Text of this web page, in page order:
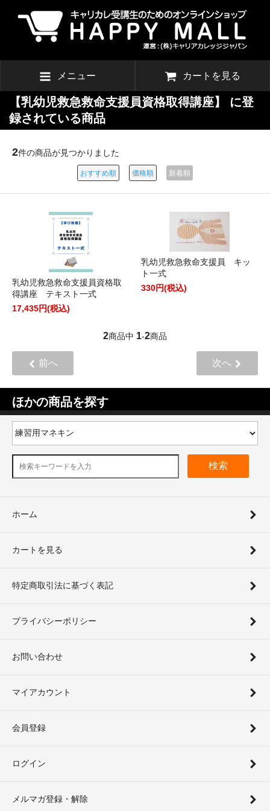
メニュー カートを見る
【乳幼児救急救命支援員資格取得講座】 に登
録されている商品
2件の商品が見つかりました
おすすめ順 価格順 新着順
乳幼児救急救命支援員資格取
得講座 テキスト一式
17,435円(税込)
乳幼児救急救命支援員 キッ
ト一式
330円(税込)
2商品中 1-2商品
前へ 次へ
ほかの商品を探す
検索
ホーム
カートを見る
特定商取引法に基づく表記
プライバシーポリシー
お問い合わせ
マイアカウント
会員登録
ログイン
メルマガ登録・解除